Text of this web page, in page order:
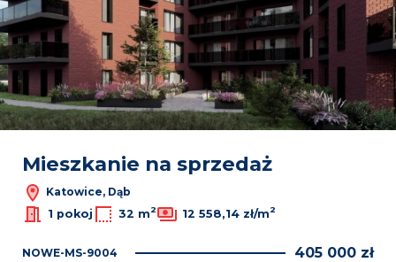
Mieszkanie na sprzedaż
Katowice, Dąb
1 pokoj
32 m2 12 558,14 zł/m2
NOWE-MS-9004 405 000 zł